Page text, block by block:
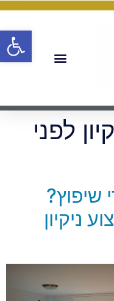
לפני
שיפוץ?
ניקיון